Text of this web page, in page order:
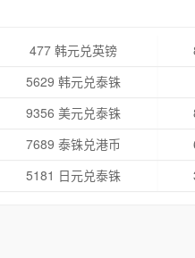
477 韩元兑英镑
5629 韩元兑泰铢
9356 美元兑泰铢
7689 泰铢兑港币
5181 日元兑泰铢